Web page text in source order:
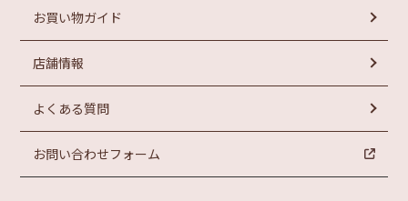
ラーメン
2,000円以上
4,000
常温商品
冷凍商品
お買い物ガイド
店舗情報
よくある質問
お問い合わせフォーム